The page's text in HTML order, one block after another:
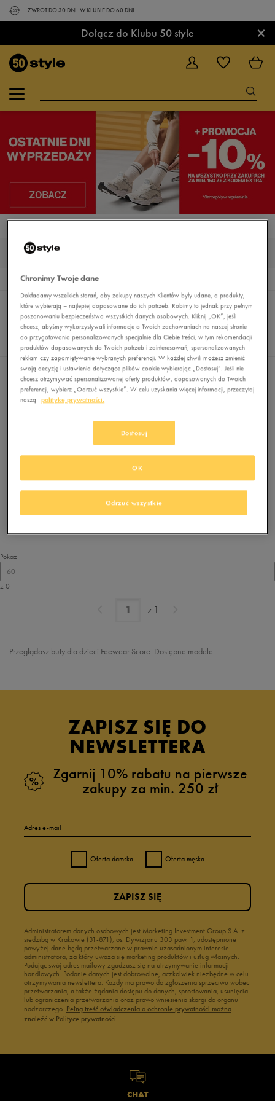
ZWROT DO 30 DNI. W KLUBIE DO 60 DNI.
Dołącz do Klubu 50 style ×
0
Wyników
Sortuj:
REKOMENDOWANE
FILTRUJ
Pokaż
60
z 0
Nie wybrano filtrów
Brak produktów do wyświetlenia
usuń wybrane filtry
Pokaż
60
z 0
z 1
Przeglądasz buty dla dzieci Feewear Score. Dostępne modele:
ZAPISZ SIĘ DO
NEWSLETTERA
Zgarnij 10% rabatu na pierwsze
zakupy za min. 250 zł
Adres e-mail
Oferta damska Oferta męska
Administratorem danych osobowych jest Marketing Investment Group S.A. z
siedzibą w Krakowie (31-871), os. Dywizjonu 303 paw. 1, udostępnione
powyżej dane będą przetwarzane w prawnie uzasadnionym interesie
administratora, za który uważa się marketing produktów i usług własnych.
Podając swój adres mailowy zgadzasz się na otrzymywanie informacji
handlowych. Podanie danych jest dobrowolne, aczkolwiek niezbędne w celu
otrzymywania newslettera. Każdy ma prawo do zgłoszenia sprzeciwu wobec
przetwarzania, a także żądania dostępu do danych, sprostowania, usunięcia
lub ograniczenia przetwarzania oraz prawo wniesienia skargi do organu
nadzorczego. Pełną treść oświadczenia o ochronie prywatności można
znaleźć w Polityce prywatności.
ZAPISZ SIĘ
CHAT
Chronimy Twoje dane
Dokładamy wszelkich starań, aby zakupy naszych Klientów były udane, a produkty,
które wybierają – najlepiej dopasowane do ich potrzeb. Robimy to jednak przy pełnym
poszanowaniu bezpieczeństwa wszystkich danych osobowych. Kliknij „OK”, jeśli
chcesz, abyśmy wykorzystywali informacje o Twoich zachowaniach na naszej stronie
do przygotowania personalizowanych specjalnie dla Ciebie treści, w tym rekomendacji
produktów dopasowanych do Twoich potrzeb i zainteresowań, spersonalizowanych
reklam czy zapamiętywanie wybranych preferencji. W każdej chwili możesz zmienić
swoją decyzję i ustawienia dotyczące plików cookie wybierając „Dostosuj”. Jeśli nie
chcesz otrzymywać spersonalizowanej oferty produktów, dopasowanych do Twoich
preferencji, wybierz „Odrzuć wszystkie”. W celu uzyskania więcej informacji, przeczytaj
naszą
politykę prywatności.
Dostosuj
Odrzuć wszystkie
OK